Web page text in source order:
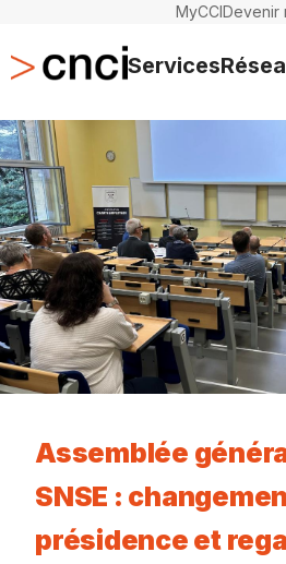
MyCCIDevenir
Services
Assemblée
SNSE :
présidence et